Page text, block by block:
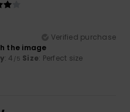
Verified purchase
the image
: 4 /5 Size: Perfect size